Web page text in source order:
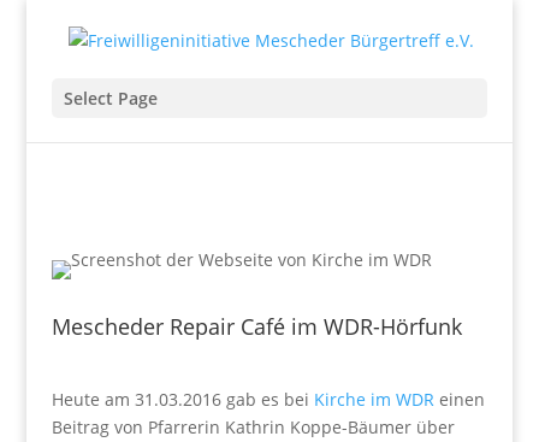
Select Page
Mescheder Repair Café im WDR-Hörfunk
Heute am 31.03.2016 gab es bei Kirche im WDReinen
Beitrag von Pfarrerin Kathrin Koppe-Bäumer über